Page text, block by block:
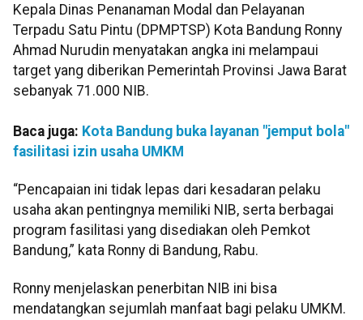
Kepala Dinas Penanaman Modal dan Pelayanan
Terpadu Satu Pintu (DPMPTSP) Kota Bandung Ronny
Ahmad Nurudin menyatakan angka ini melampaui
target yang diberikan Pemerintah Provinsi Jawa Barat
sebanyak 71.000 NIB.
Baca juga: Kota Bandung buka layanan "jemput bola"
fasilitasi izin usaha UMKM
“Pencapaian ini tidak lepas dari kesadaran pelaku
usaha akan pentingnya memiliki NIB, serta berbagai
program fasilitasi yang disediakan oleh Pemkot
Bandung,” kata Ronny di Bandung, Rabu.
Ronny menjelaskan penerbitan NIB ini bisa
mendatangkan sejumlah manfaat bagi pelaku UMKM.